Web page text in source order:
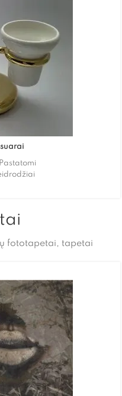
fototapetai, tapetai